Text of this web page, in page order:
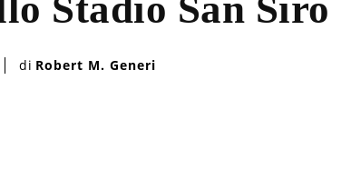
di Robert M. Generi